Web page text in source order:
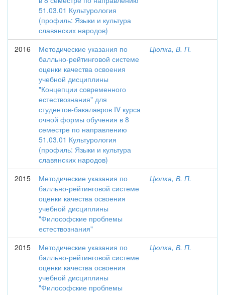
51.03.01 Культурология
(профиль: Языки и культура
славянских народов)
2016
Методические указания по
балльно-рейтинговой системе
оценки качества освоения
учебной дисциплины
"Концепции современного
естествознания" для
студентов-бакалавров IV курса
очной формы обучения в 8
семестре по направлению
51.03.01 Культурология
(профиль: Языки и культура
славянских народов)
Цюпка, В. П.
2015
Методические указания по
балльно-рейтинговой системе
оценки качества освоения
учебной дисциплины
"Философские проблемы
естествознания"
Цюпка, В. П.
2015
Методические указания по
балльно-рейтинговой системе
оценки качества освоения
учебной дисциплины
"Философские проблемы
Цюпка, В. П.